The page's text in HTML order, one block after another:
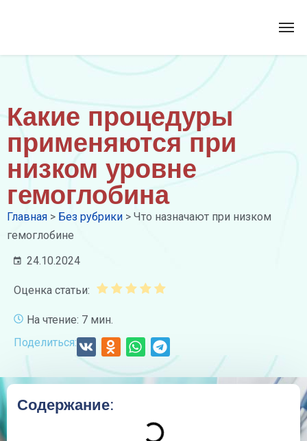
Какие процедуры
применяются при
низком уровне
гемоглобина
Главная > Без рубрики > Что назначают при низком
гемоглобине
24.10.2024
Оценка статьи:
На чтение: 7 мин.
Поделиться:
Содержание: